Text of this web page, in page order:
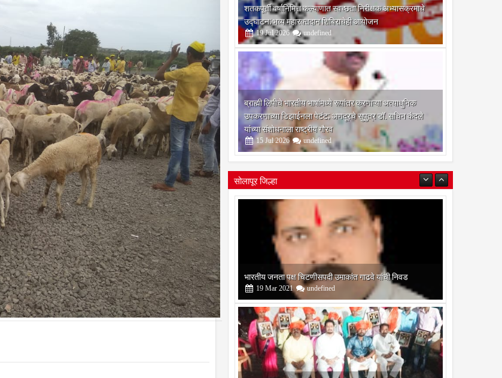
शतकपूर्ती वर्षानिमित्त कल्याणात स्वच्छता निरीक्षक अभ्यासक्रमाचे
उद्घाटन; भव्य महारक्तदान शिबिराचेही आयोजन
19 Jul 2026 undefined
ब्राह्मी लिपीचे भारतीय भाषांमध्ये रूपांतर करणाऱ्या अत्याधुनिक
उपकरणाच्या डिझाईनला पेटंट; अणदूरचे सुपुत्र डॉ. सचिन कंदले
यांच्या संशोधनाला राष्ट्रीय गौरव
15 Jul 2026 undefined
सोलापूर जिल्हा
बोरेगाव येथे कांचन फौंडेशन शाखेचे उद्घाटन
13 Mar 2021 undefined
सोलापूर जिल्हा वृत्तपत्र लेखकमंच कडून वार्षिक पत्रलेखन स्पर्धेचे